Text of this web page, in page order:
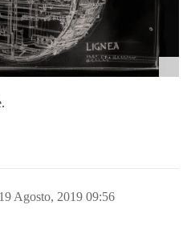
19 Agosto, 2019 09:56